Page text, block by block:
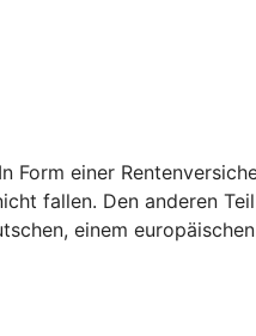
einer
fallen. Den anderen
einem